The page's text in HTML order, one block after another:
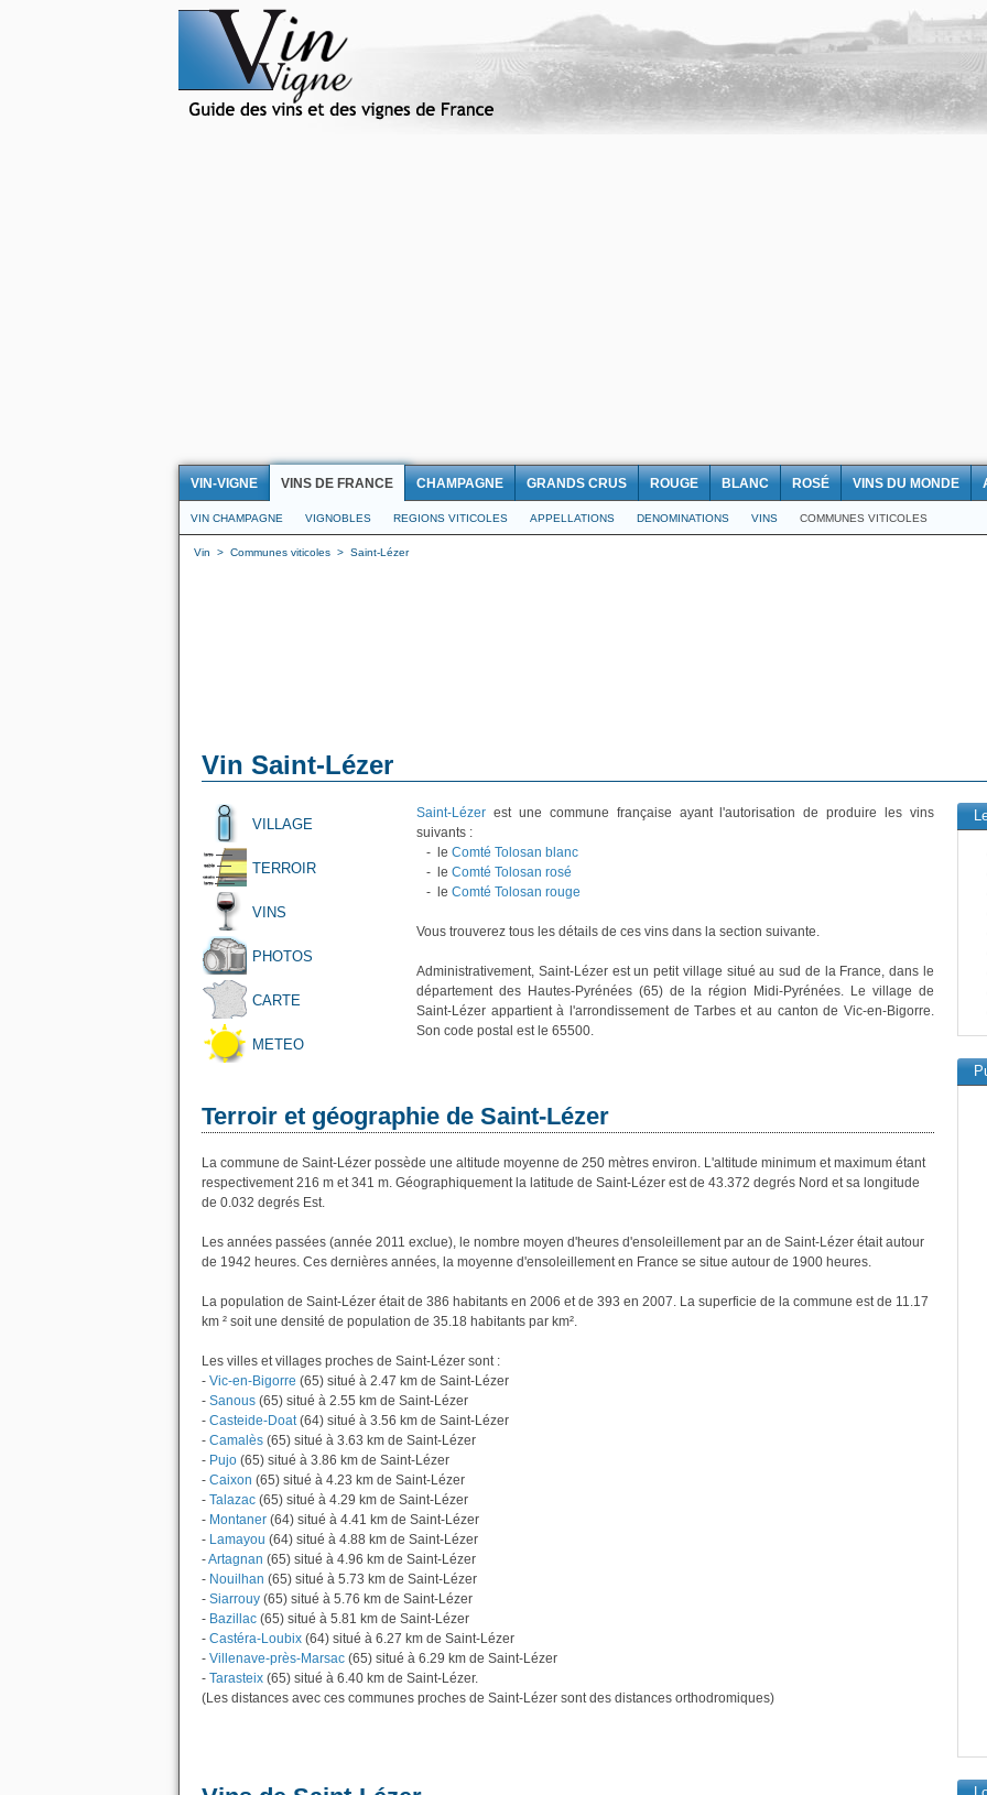
VIN-VIGNE VINS DE FRANCE CHAMPAGNE GRANDS CRUS ROUGE BLANC ROSÉ VINS DU MONDE
VIN CHAMPAGNE VIGNOBLES REGIONS VITICOLES APPELLATIONS DENOMINATIONS VINS COMMUNES VITICOLES
Vin > Communes viticoles > Saint-Lézer
Vin Saint-Lézer
VILLAGE
TERROIR
VINS
PHOTOS
CARTE
METEO
Saint-Lézer est une commune française ayant l'autorisation de produire les vins
suivants :
- le Comté Tolosan blanc
- le Comté Tolosan rosé
- le Comté Tolosan rouge
Vous trouverez tous les détails de ces vins dans la section suivante.
Administrativement, Saint-Lézer est un petit village situé au sud de la France, dans le
département des Hautes-Pyrénées (65) de la région Midi-Pyrénées. Le village de
Saint-Lézer appartient à l'arrondissement de Tarbes et au canton de Vic-en-Bigorre.
Son code postal est le 65500.
Terroir et géographie de Saint-Lézer
La commune de Saint-Lézer possède une altitude moyenne de 250 mètres environ. L'altitude minimum et maximum étant
respectivement 216 m et 341 m. Géographiquement la latitude de Saint-Lézer est de 43.372 degrés Nord et sa longitude
de 0.032 degrés Est.
Les années passées (année 2011 exclue), le nombre moyen d'heures d'ensoleillement par an de Saint-Lézer était autour
de 1942 heures. Ces dernières années, la moyenne d'ensoleillement en France se situe autour de 1900 heures.
La population de Saint-Lézer était de 386 habitants en 2006 et de 393 en 2007. La superficie de la commune est de 11.17
km ² soit une densité de population de 35.18 habitants par km².
Les villes et villages proches de Saint-Lézer sont :
- Vic-en-Bigorre (65) situé à 2.47 km de Saint-Lézer
- Sanous (65) situé à 2.55 km de Saint-Lézer
- Casteide-Doat(64) situé à 3.56 km de Saint-Lézer
- Camalès (65) situé à 3.63 km de Saint-Lézer
- Pujo (65) situé à 3.86 km de Saint-Lézer
- Caixon (65) situé à 4.23 km de Saint-Lézer
- Talazac (65) situé à 4.29 km de Saint-Lézer
- Montaner (64) situé à 4.41 km de Saint-Lézer
- Lamayou (64) situé à 4.88 km de Saint-Lézer
-Artagnan (65) situé à 4.96 km de Saint-Lézer
- Nouilhan (65) situé à 5.73 km de Saint-Lézer
- Siarrouy (65) situé à 5.76 km de Saint-Lézer
- Bazillac (65) situé à 5.81 km de Saint-Lézer
- Castéra-Loubix (64) situé à 6.27 km de Saint-Lézer
- Villenave-près-Marsac (65) situé à 6.29 km de Saint-Lézer
- Tarasteix (65) situé à 6.40 km de Saint-Lézer.
(Les distances avec ces communes proches de Saint-Lézer sont des distances orthodromiques)